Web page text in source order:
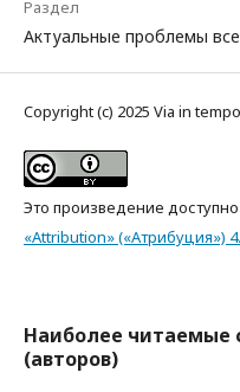
Раздел
Актуальные проблемы
Copyright (c) 2025 Via in
Это произведение
«Attribution» («Атрибуция»)
Наиболее читаемые
(авторов)